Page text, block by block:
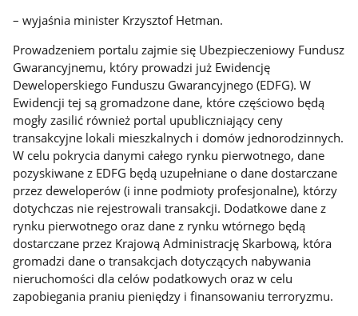
– wyjaśnia minister Krzysztof Hetman.
Prowadzeniem portalu zajmie się Ubezpieczeniowy Fundusz
Gwarancyjnemu, który prowadzi już Ewidencję
Deweloperskiego Funduszu Gwarancyjnego (EDFG). W
Ewidencji tej są gromadzone dane, które częściowo będą
mogły zasilić również portal upubliczniający ceny
transakcyjne lokali mieszkalnych i domów jednorodzinnych.
W celu pokrycia danymi całego rynku pierwotnego, dane
pozyskiwane z EDFG będą uzupełniane o dane dostarczane
przez deweloperów (i inne podmioty profesjonalne), którzy
dotychczas nie rejestrowali transakcji. Dodatkowe dane z
rynku pierwotnego oraz dane z rynku wtórnego będą
dostarczane przez Krajową Administrację Skarbową, która
gromadzi dane o transakcjach dotyczących nabywania
nieruchomości dla celów podatkowych oraz w celu
zapobiegania praniu pieniędzy i finansowaniu terroryzmu.